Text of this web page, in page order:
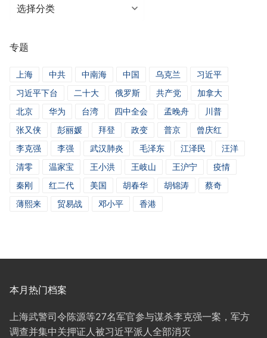
分
闻
专题
上海 中共 中南海 中国 乌克兰
习近平
习近平下台
二十大 俄罗斯 共产党
加拿大
北京
华为 台湾 四中全会 孟晚舟
川普
张又侠
彭丽媛 拜登 政变 普京
曾庆红
李克强
李强 武汉肺炎 毛泽东 江泽民
汪洋
清零
温家宝 王小洪 王岐山 王沪宁
疫情
秦刚
红二代 美国 胡春华 胡锦涛
蔡奇
薄熙来
贸易战 邓小平 香港
本月热门档案
上海武警司令陈源等27名军官参与谋杀李克强一案，军方
调查并集中关押证人被习近平派人全部消灭